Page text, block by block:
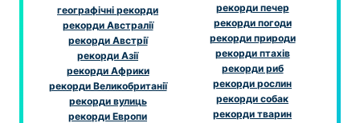
географічні рекорди
рекорди Австралії
рекорди Австрії
рекорди Азії
рекорди Африки
рекорди Великобританії
рекорди вулиць
рекорди Европи
рекорди печер
рекорди погоди
рекорди природи
рекорди птахів
рекорди риб
рекорди рослин
рекорди собак
рекорди тварин